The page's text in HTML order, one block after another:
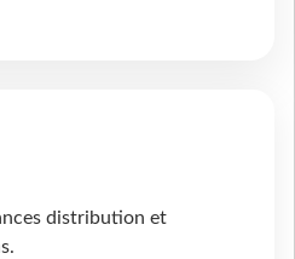
distribution et